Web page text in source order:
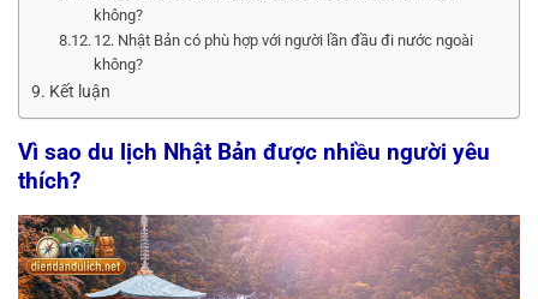
không?
12. Nhật Bản có phù hợp với người lần đầu đi nước ngoài
không?
Kết luận
Vì sao du lịch Nhật Bản được nhiều người yêu
thích?